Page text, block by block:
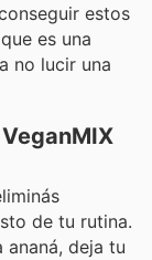
estos
es una
no lucir una
de tu rutina.
ananá, deja tu